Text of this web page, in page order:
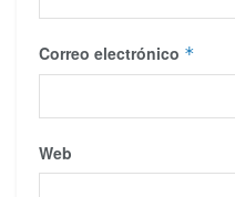
Correo electrónico *
Web